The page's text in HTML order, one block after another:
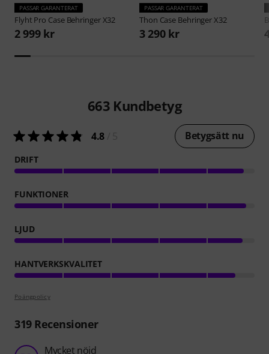
PASSAR GARANTERAT
Flyht Pro Case Behringer X32
2 999 kr
PASSAR GARANTERAT
Thon Case Behringer X32
3 290 kr
663 Kundbetyg
4.8 Betygsätt nu
DRIFT
FUNKTIONER
LJUD
HANTVERKSKVALITET
Poängpolicy
319Recensioner
Mycket nöjd